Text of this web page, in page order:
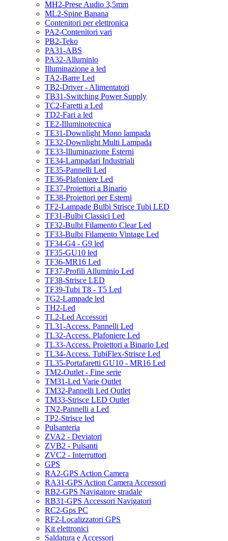
MH2-Prese Audio 3,5mm
ML2-Spine Banana
Contenitori per elettronica
PA2-Contenitori vari
PB2-Teko
PA31-ABS
PA32-Alluminio
Illuminazione a led
TA2-Barre Led
TB2-Driver - Alimentatori
TB31-Switching Power Supply
TC2-Faretti a Led
TD2-Fari a led
TE2-Illuminotecnica
TE31-Downlight Mono lampada
TE32-Downlight Multi Lampada
TE33-Illuminazione Esterni
TE34-Lampadari Industriali
TE35-Pannelli Led
TE36-Plafoniere Led
TE37-Proiettori a Binario
TE38-Proiettori per Esterni
TF2-Lampade Bulbi Strisce Tubi LED
TF31-Bulbi Classici Led
TF32-Bulbi Filamento Clear Led
TF33-Bulbi Filamento Vintage Led
TF34-G4 - G9 led
TF35-GU10 led
TF36-MR16 Led
TF37-Profili Alluminio Led
TF38-Strisce LED
TF39-Tubi T8 - T5 Led
TG2-Lampade led
TH2-Led
TL2-Led Accessori
TL31-Access. Pannelli Led
TL32-Access. Plafoniere Led
TL33-Access. Proiettori a Binario Led
TL34-Access. TubiFlex-Strisce Led
TL35-Portafaretti GU10 - MR16 Led
TM2-Outlet - Fine serie
TM31-Led Varie Outlet
TM32-Pannelli Led Outlet
TM33-Strisce LED Outlet
TN2-Pannelli a Led
TP2-Strisce led
Pulsanteria
ZVA2 - Deviatori
ZVB2 - Pulsanti
ZVC2 - Interruttori
GPS
RA2-GPS Action Camera
RA31-GPS Action Camera Accessori
RB2-GPS Navigatore stradale
RB31-GPS Accessori Navigatori
RC2-Gps PC
RF2-Localizzatori GPS
Kit elettronici
Saldatura e Accessori